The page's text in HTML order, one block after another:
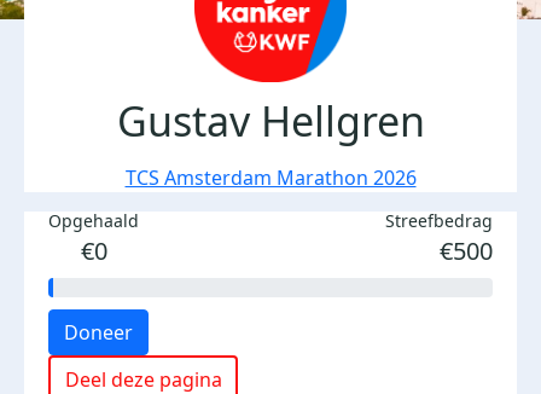
Gustav Hellgren
TCS Amsterdam Marathon 2026
Opgehaald
€0
Streefbedrag
€500
Doneer
Deel deze pagina